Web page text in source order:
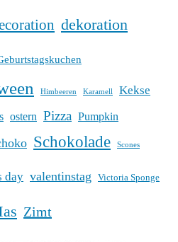
dekoration
Himbeeren Karamell Kekse
ostern Pizza Pumpkin
Schokolade Scones
day valentinstag Victoria Sponge
Zimt